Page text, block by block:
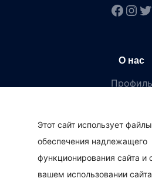
Этот сайт использует
обеспечения надлежащего
функционирования сайта и
вашем использовании
# # #
О нас
Профиль
Лагеря
Новости